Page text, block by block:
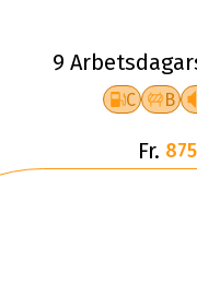
C B